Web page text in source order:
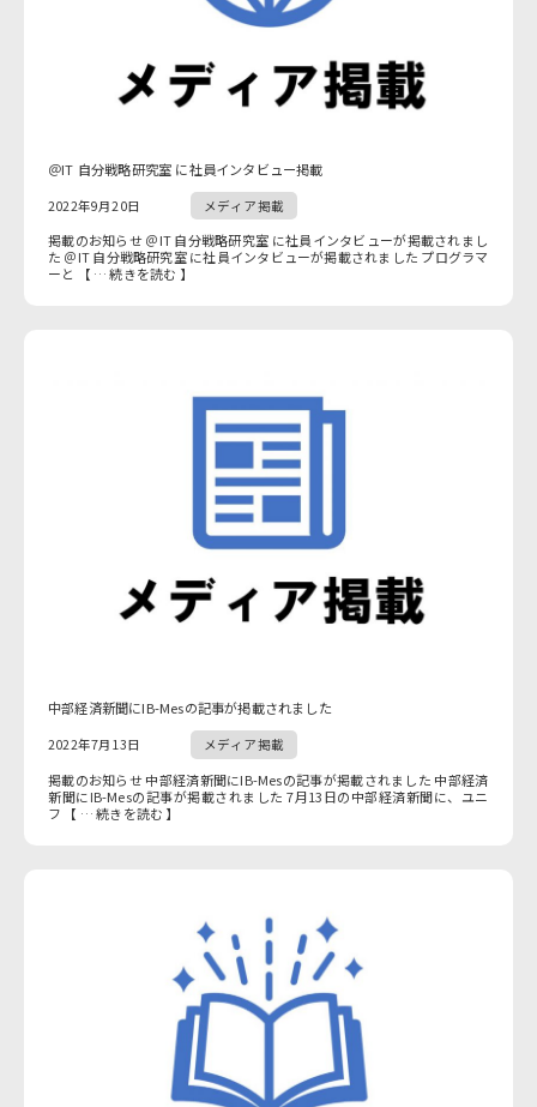
＠IT 自分戦略研究室 に社員インタビュー掲載
2022年9月20日 メディア掲載
掲載のお知らせ ＠IT 自分戦略研究室 に社員インタビューが掲載されまし
た ＠IT 自分戦略研究室 に社員インタビューが掲載されました プログラマ
ーと 【 … 続きを読む 】
中部経済新聞にIB-Mesの記事が掲載されました
2022年7月13日 メディア掲載
掲載のお知らせ 中部経済新聞にIB-Mesの記事が掲載されました 中部経済
新聞にIB-Mesの記事が掲載されました 7月13日の中部経済新聞に、ユニ
フ 【 … 続きを読む 】